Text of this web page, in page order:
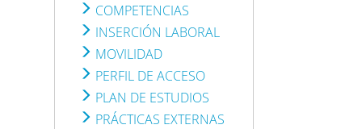
COMPETENCIAS
INSERCIÓN LABORAL
MOVILIDAD
PERFIL DE ACCESO
PLAN DE ESTUDIOS
PRÁCTICAS EXTERNAS